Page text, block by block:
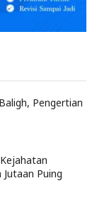
Pengertian
Puing